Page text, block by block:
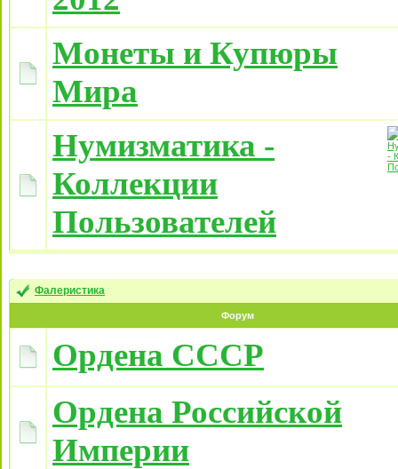
Монеты и Купюры
Мира
Нумизматика -
Коллекции
Пользователей
Фалеристика
Форум
Ордена СССР
Ордена Российской
Империи